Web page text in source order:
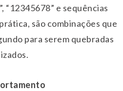
“12345678” e sequências
são combinações que
para serem quebradas